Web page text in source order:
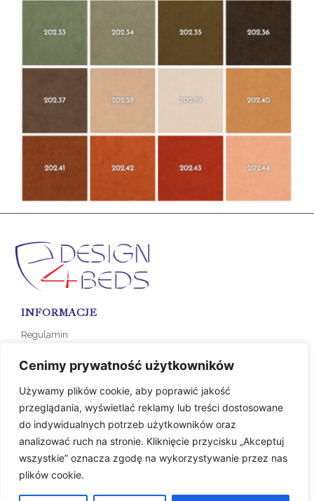
Cenimy prywatność użytkowników
Używamy plików cookie, aby poprawić jakość
przeglądania, wyświetlać reklamy lub treści dostosowane
do indywidualnych potrzeb użytkowników oraz
analizować ruch na stronie. Kliknięcie przycisku „Akceptuj
wszystkie” oznacza zgodę na wykorzystywanie przez nas
plików cookie.
INFORMACJE
Regulamin
Formy płatności
Koszty dostawy
SKLEP
KOLEKCJA NA ZAMÓWIENIE
KONTAKT